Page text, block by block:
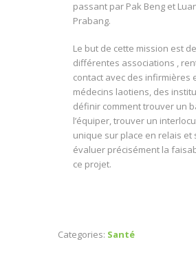
passant par Pak Beng et
Prabang.
Le but de cette mission est
différentes associations ,
contact avec des infirmières
médecins laotiens, des
définir comment trouver un
l’équiper, trouver un
unique sur place en relais et
évaluer précisément la
ce projet.
Categories: Santé